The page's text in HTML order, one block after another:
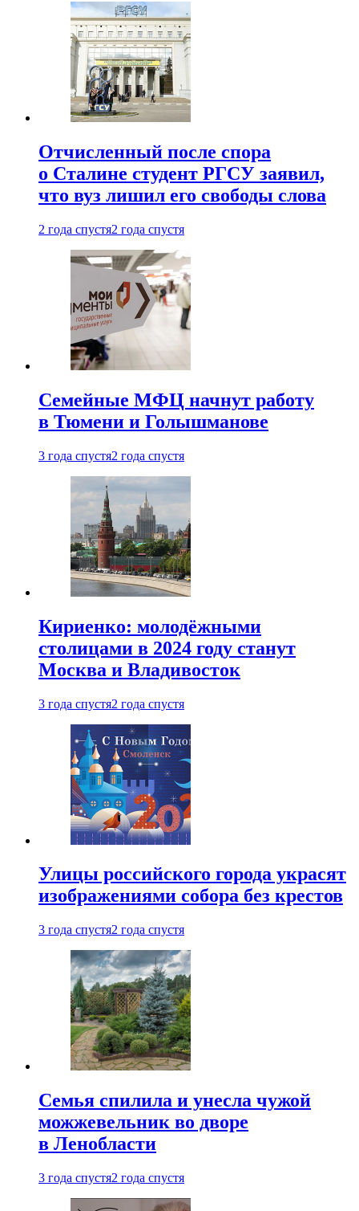
Отчисленный после спора
о Сталине студент РГСУ заявил,
что вуз лишил его свободы слова
2 года спустя2 года спустя
Семейные МФЦ начнут работу
в Тюмени и Голышманове
3 года спустя2 года спустя
Кириенко: молодёжными
столицами в 2024 году станут
Москва и Владивосток
3 года спустя2 года спустя
Улицы российского города украсят
изображениями собора без крестов
3 года спустя2 года спустя
Семья спилила и унесла чужой
можжевельник во дворе
в Ленобласти
3 года спустя2 года спустя